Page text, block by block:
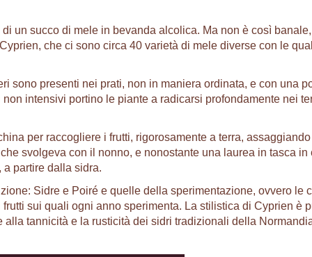
un succo di mele in bevanda alcolica. Ma non è così
che ci sono circa 40 varietà di mele diverse con le
sono presenti nei prati, non in maniera ordinata, e con una
intensivi portino le piante a radicarsi profondamente nei
per raccogliere i frutti, rigorosamente a terra,
svolgeva con il nonno, e nonostante una laurea in tasca
partire dalla sidra.
Sidre e Poiré e quelle della sperimentazione, ovvero le
sui quali ogni anno sperimenta. La stilistica di Cyprien è
tannicità e la rusticità dei sidri tradizionali della